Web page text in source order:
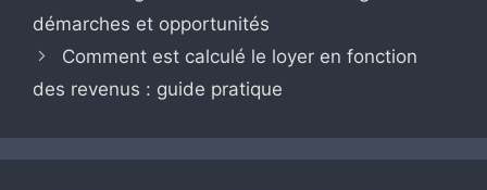
démarches et opportunités
Comment est calculé le loyer en fonction
des revenus : guide pratique